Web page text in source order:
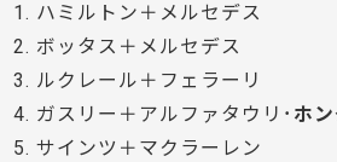
1. ハミルトン＋メルセデス
2. ボッタス＋メルセデス
3. ルクレール＋フェラーリ
4. ガスリー＋アルファタウリ･ ホ
5. サインツ＋マクラーレン